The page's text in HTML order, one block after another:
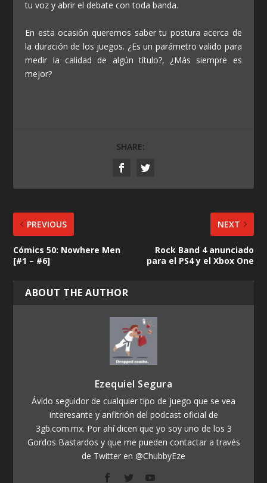
tu voz y abrir el debate con toda banda.
En esta ocasión queremos saber tu postura acerca de
la duración de los juegos. ¿Es un parámetro valido para
medir la calidad de algún título?, ¿Más siempre es
mejor?
SHARE:
PREVIOUS
Cómics 50: Nowhere Men
[#1 – #6]
NEXT
Rock Band 4 anunciado
para el PS4 y el Xbox One
ABOUT THE AUTHOR
Ezequiel Segura
Ávido seguidor de cualquier tipo de juego que se vea
interesante y anfitrión del podcast oficial de
3gb.com.mx. Por ahí dicen que yo soy uno de los 3
Gordos Bastardos y que me pueden contactar a través
de Twitter en @ChubbyEze